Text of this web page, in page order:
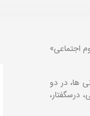
اجتماعی»
ها، در دو
درسگفتار،